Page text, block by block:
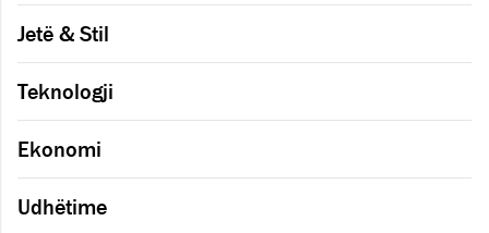
Jetë & Stil
Teknologji
Ekonomi
Udhëtime